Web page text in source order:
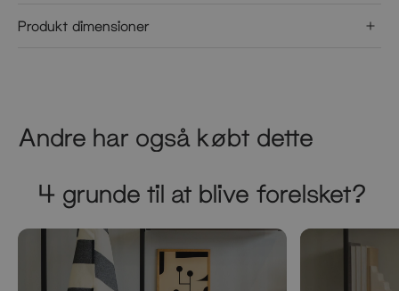
Produkt dimensioner
Andre har også købt dette
4 grunde til at blive forelsket?